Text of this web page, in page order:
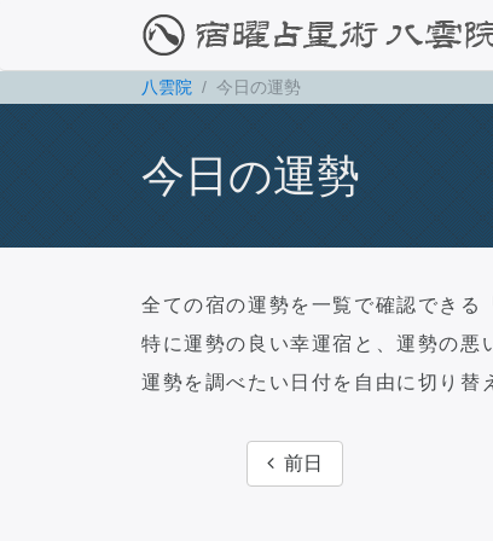
八雲院 今日の運勢
今日の運勢
全ての宿の運勢を一覧で確認できる
特に運勢の良い幸運宿と、運勢の悪
運勢を調べたい日付を自由に切り替
前日